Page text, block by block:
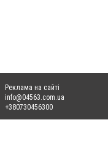
Реклама на сайті
info@04563.com.ua
+380730456300